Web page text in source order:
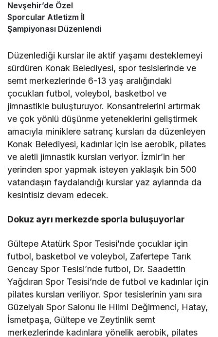
Nevşehir’de Özel
Sporcular Atletizm İl
Şampiyonası Düzenlendi
Düzenlediği kurslar ile aktif yaşamı desteklemeyi
sürdüren Konak Belediyesi, spor tesislerinde ve
semt merkezlerinde 6-13 yaş aralığındaki
çocukları futbol, voleybol, basketbol ve
jimnastikle buluşturuyor. Konsantrelerini artırmak
ve çok yönlü düşünme yeteneklerini geliştirmek
amacıyla miniklere satranç kursları da düzenleyen
Konak Belediyesi, kadınlar için ise aerobik, pilates
ve aletli jimnastik kursları veriyor. İzmir’in her
yerinden spor yapmak isteyen yaklaşık bin 500
vatandaşın faydalandığı kurslar yaz aylarında da
kesintisiz devam edecek.
Dokuz ayrı merkezde sporla buluşuyorlar
Gültepe Atatürk Spor Tesisi’nde çocuklar için
futbol, basketbol ve voleybol, Zafertepe Tarık
Gencay Spor Tesisi’nde futbol, Dr. Saadettin
Yağdıran Spor Tesisi’nde de futbol ve kadınlar için
pilates kursları veriliyor. Spor tesislerinin yanı sıra
Güzelyalı Spor Salonu ile Hilmi Değirmenci, Hatay,
İsmetpaşa, Gültepe ve Zeytinlik semt
merkezlerinde kadınlara yönelik aerobik, pilates